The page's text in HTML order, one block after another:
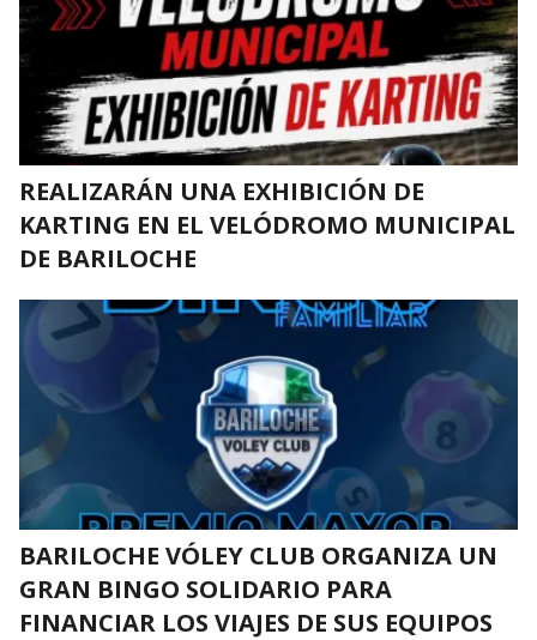
REALIZARÁN UNA EXHIBICIÓN DE
KARTING EN EL VELÓDROMO MUNICIPAL
DE BARILOCHE
BARILOCHE VÓLEY CLUB ORGANIZA UN
GRAN BINGO SOLIDARIO PARA
FINANCIAR LOS VIAJES DE SUS EQUIPOS